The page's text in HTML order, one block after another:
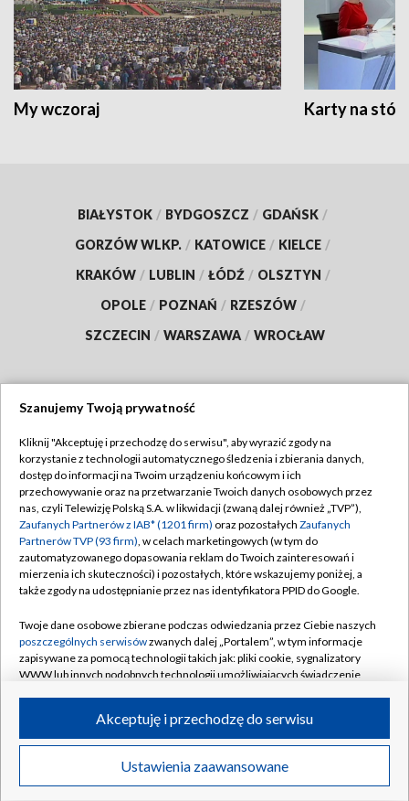
My wczoraj Karty na
BIAŁYSTOK / BYDGOSZCZ / GDAŃSK /
GORZÓW WLKP. / KATOWICE / KIELCE /
KRAKÓW / LUBLIN / ŁÓDŹ / OLSZTYN /
OPOLE / POZNAŃ / RZESZÓW /
SZCZECIN / WARSZAWA / WROCŁAW
TVP
Abonament TVP
Emisja w TVP
Centrum informacji TVP
Naziemna Telewizja Cyfrowa
Rada Programowa
System NOS
Informacje o nadawcy
Program dla prasy
Ogłoszenie przetargowe
Regulamin TVP
Polityka prywatności
Moje zgody
Pomoc
Kontakt
Kanały
©2026 Telewizja Polska S.A. w likwidacji
Szanujemy Twoją prywatność
Kliknij "Akceptuję i przechodzę do serwisu", aby wyrazić zgody na
korzystanie z technologii automatycznego śledzenia i zbierania danych,
dostęp do informacji na Twoim urządzeniu końcowym i ich
przechowywanie oraz na przetwarzanie Twoich danych osobowych przez
nas, czyli Telewizję Polską S.A. w likwidacji (zwaną dalej również „TVP”),
Zaufanych Partnerów z IAB* (1201 firm) oraz pozostałych Zaufanych
Partnerów TVP (93 firm), w celach marketingowych (w tym do
zautomatyzowanego dopasowania reklam do Twoich zainteresowań i
mierzenia ich skuteczności) i pozostałych, które wskazujemy poniżej, a
także zgody na udostępnianie przez nas identyfikatora PPID do Google.
Twoje dane osobowe zbierane podczas odwiedzania przez Ciebie naszych
poszczególnych serwisówzwanych dalej „Portalem”, w tym informacje
zapisywane za pomocą technologii takich jak: pliki cookie, sygnalizatory
WWW lub innych podobnych technologii umożliwiających świadczenie
ruchu w Internecie.
Twoje dane osobowe zbierane podczas odwiedzania przez Ciebie
poszczególnych serwisówna Portalu, takie jak adresy IP, identyfikatory
Ustawienia zaawansowane
Akceptuję i przechodzę do serwisu